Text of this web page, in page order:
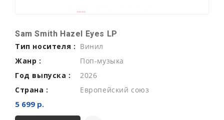
Sam Smith Hazel Eyes LP
Тип носителя : Винил
Жанр :
Поп-музыка
Год выпуска :
2026
Страна :
Европейский союз
5 699 р.